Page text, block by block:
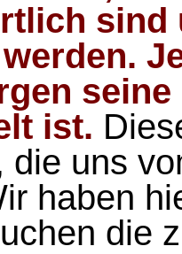
sind
ist.
die uns
haben
die